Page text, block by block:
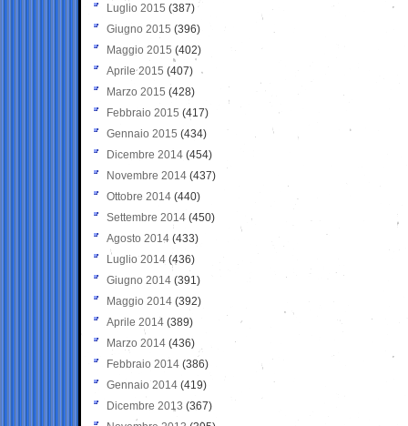
Luglio 2015 (387)
Giugno 2015 (396)
Maggio 2015 (402)
Aprile 2015 (407)
Marzo 2015 (428)
Febbraio 2015 (417)
Gennaio 2015 (434)
Dicembre 2014 (454)
Novembre 2014 (437)
Ottobre 2014 (440)
Settembre 2014 (450)
Agosto 2014 (433)
Luglio 2014 (436)
Giugno 2014 (391)
Maggio 2014 (392)
Aprile 2014 (389)
Marzo 2014 (436)
Febbraio 2014 (386)
Gennaio 2014 (419)
Dicembre 2013 (367)